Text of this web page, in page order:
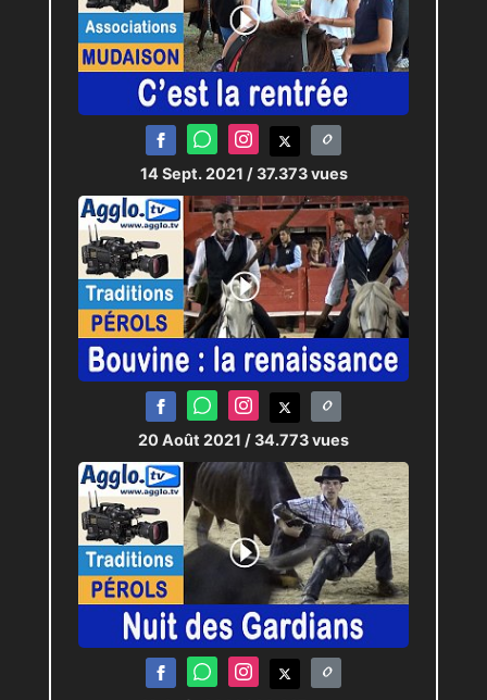
14 Sept. 2021 / 37.373 vues
20 Août 2021 / 34.773 vues